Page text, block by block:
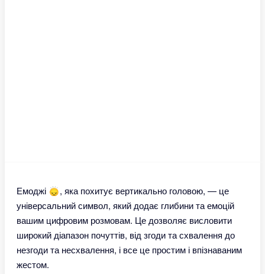
Емоджі 🙂‍↕️, яка похитує вертикально головою, — це
універсальний символ, який додає глибини та емоцій
вашим цифровим розмовам. Це дозволяє висловити
широкий діапазон почуттів, від згоди та схвалення до
незгоди та несхвалення, і все це простим і впізнаваним
жестом.